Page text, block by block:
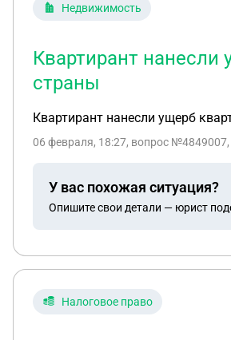
Недвижимость
Квартирант нанесли
страны
Квартирант нанесли ущерб
06 февраля, 18:27, вопрос
У вас похожая ситуация?
Опишите свои детали — юрист
Налоговое право